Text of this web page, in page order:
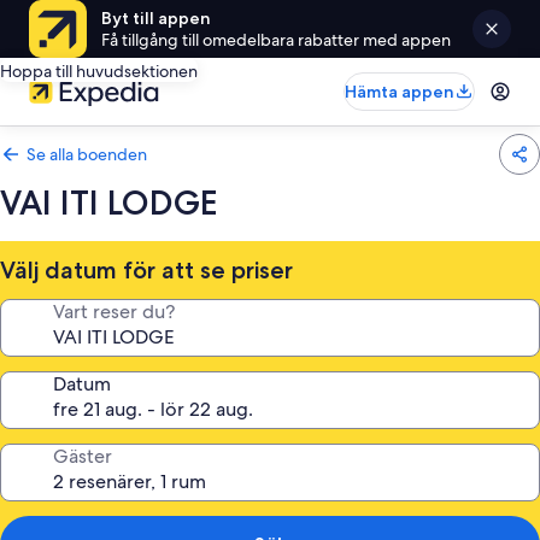
Byt till appen
Få tillgång till omedelbara rabatter med appen
Hoppa till huvudsektionen
Hämta appen
Se alla boenden
VAI ITI LODGE
Välj datum för att se priser
Vart reser du?
Datum
Gäster